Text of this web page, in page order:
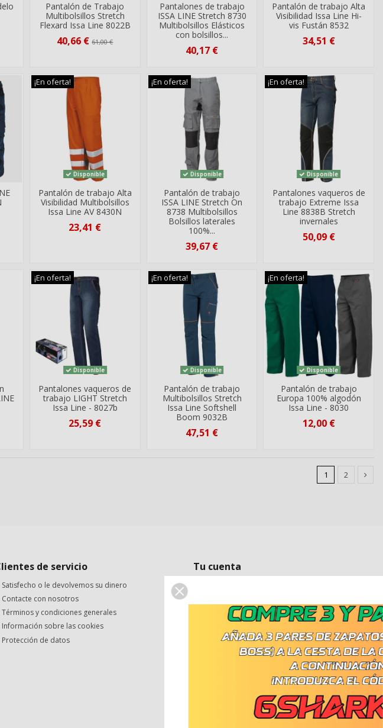
Pantalón de Trabajo
Multibolsillos Stretch
Flexard Issa Line 8022B
40,66 €61,00 €
Pantalones de trabajo
ISSA LINE Stretch 8730
Multibolsillos Elásticos
con bolsillos...
40,17 €
Pantalón de trabajo Alta
Visibilidad Issa Line Hi-
vis Fustán 8532
34,51 €
¡En oferta!
Disponible
Pantalón de trabajo Alta
Visibilidad Multibolsillos
Issa Line AV 8430N
23,41 €
¡En oferta!
Disponible
Pantalón de trabajo
ISSA LINE Stretch On
8738 Multibolsillos
Bolsillos laterales
100%...
39,67 €
¡En oferta!
Disponible
Pantalones vaqueros de
trabajo Extreme Issa
Line 8838B Stretch
invernales
50,09 €
¡En oferta!
Disponible
Pantalones vaqueros de
trabajo LIGHT Stretch
Issa Line - 8027b
25,59 €
¡En oferta!
Disponible
Pantalón de trabajo
Multibolsillos Stretch
Issa Line Softshell
Boom 9032B
47,51 €
¡En oferta!
Disponible
Pantalón de trabajo
Europa 100% algodón
Issa Line - 8030
12,00 €
1 2
de servicio
Satisfecho o le devolvemos su dinero
Contacte con nosotros
Términos y condiciones generales
Información sobre las cookies
Protección de datos
Tu cuenta
Cómo realizar una devolución
VestirLaboralInsider
VestirLaboralSponsor